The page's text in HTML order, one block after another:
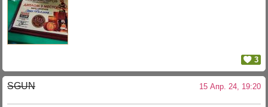
3
SGUN 15 Апр. 24, 19:20